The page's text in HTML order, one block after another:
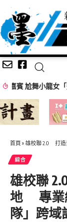
首頁 » 雄校聯 2.0 打造青
綜合
雄校聯
地 專業
隊」跨